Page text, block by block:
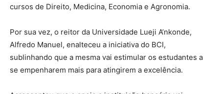
cursos de Direito, Medicina, Economia e Agronomia.
Por sua vez, o reitor da Universidade Lueji A’nkonde,
Alfredo Manuel, enalteceu a iniciativa do BCI,
sublinhando que a mesma vai estimular os estudantes a
se empenharem mais para atingirem a excelência.